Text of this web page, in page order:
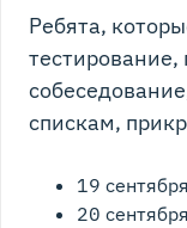
Ребята,
спискам,
19
20